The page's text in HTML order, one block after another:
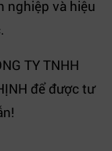
nghiệp và hiệu
TY TNHH
để được tư